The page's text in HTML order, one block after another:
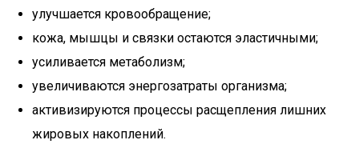
улучшается кровообращение;
кожа, мышцы и связки остаются эластичными;
усиливается метаболизм;
увеличиваются энергозатраты организма;
активизируются процессы расщепления лишних
жировых накоплений.